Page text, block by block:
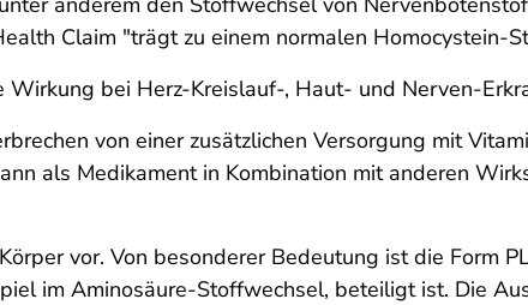
Claim "trägt zu einem normalen Homocystein-
bei Herz-Kreislauf-, Haut- und Nerven-
von einer zusätzlichen Versorgung mit
als Medikament in Kombination mit anderen
vor. Von besonderer Bedeutung ist die Form
im Aminosäure-Stoffwechsel, beteiligt ist. Die